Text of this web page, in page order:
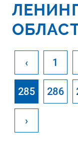
‹ 1
285 286
›